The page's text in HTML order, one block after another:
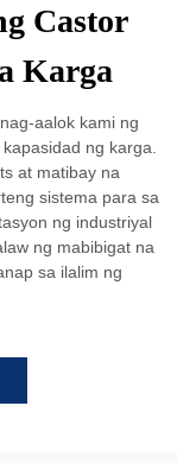
Castor
Karga
aalok kami ng
ng karga.
at matibay na
sistema para sa
ng industriyal
ng mabibigat na
sa ilalim ng